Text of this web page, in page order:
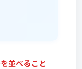
並べること